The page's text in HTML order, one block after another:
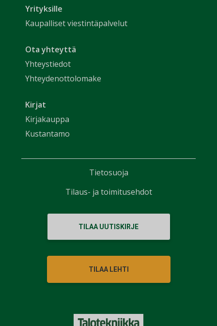
Yrityksille
Kaupalliset viestintäpalvelut
Ota yhteyttä
Yhteystiedot
Yhteydenottolomake
Kirjat
Kirjakauppa
Kustantamo
TILAA UUTISKIRJE
TILAA LEHTI
Tietosuoja
Tilaus- ja toimitusehdot